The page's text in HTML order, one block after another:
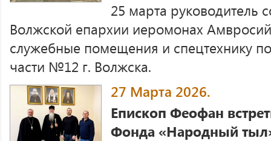
25 марта руководитель
Волжской епархии иеромонах
служебные помещения и спецтехнику
части №12 г. Волжска.
27 Марта 2026.
Епископ Феофан
Фонда «Народный